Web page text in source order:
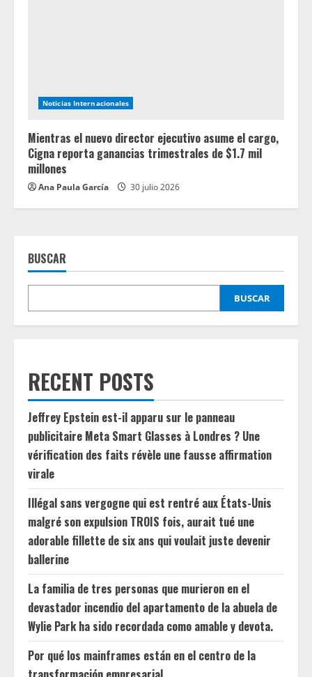
Noticias Internacionales
Mientras el nuevo director ejecutivo asume el cargo,
Cigna reporta ganancias trimestrales de $1.7 mil
millones
Ana Paula García 30 julio 2026
BUSCAR
BUSCAR
RECENT POSTS
Jeffrey Epstein est-il apparu sur le panneau
publicitaire Meta Smart Glasses à Londres ? Une
vérification des faits révèle une fausse affirmation
virale
Illégal sans vergogne qui est rentré aux États-Unis
malgré son expulsion TROIS fois, aurait tué une
adorable fillette de six ans qui voulait juste devenir
ballerine
La familia de tres personas que murieron en el
devastador incendio del apartamento de la abuela de
Wylie Park ha sido recordada como amable y devota.
Por qué los mainframes están en el centro de la